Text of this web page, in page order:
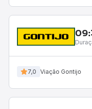
7,0 Viação Gontijo